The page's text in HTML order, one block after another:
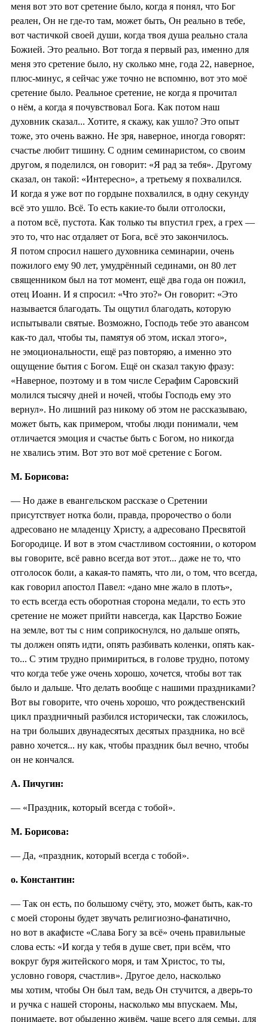
меня вот это вот сретение было, когда я понял, что Бог
реален, Он не где-то там, может быть, Он реально в тебе,
вот частичкой своей души, когда твоя душа реально стала
Божией. Это реально. Вот тогда я первый раз, именно для
меня это сретение было, ну сколько мне, года 22, наверное,
плюс-минус, я сейчас уже точно не вспомню, вот это моё
сретение было. Реальное сретение, не когда я прочитал
о нём, а когда я почувствовал Бога. Как потом наш
духовник сказал... Хотите, я скажу, как ушло? Это опыт
тоже, это очень важно. Не зря, наверное, иногда говорят:
счастье любит тишину. С одним семинаристом, со своим
другом, я поделился, он говорит: «Я рад за тебя». Другому
сказал, он такой: «Интересно», а третьему я похвалился.
И когда я уже вот по гордыне похвалился, в одну секунду
всё это ушло. Всё. То есть какие-то были отголоски,
а потом всё, пустота. Как только ты впустил грех, а грех —
это то, что нас отдаляет от Бога, всё это закончилось.
Я потом спросил нашего духовника семинарии, очень
пожилого ему 90 лет, умудрённый сединами, он 80 лет
священником был на тот момент, ещё два года он пожил,
отец Иоанн. И я спросил: «Что это?» Он говорит: «Это
называется благодать. Ты ощутил благодать, которую
испытывали святые. Возможно, Господь тебе это авансом
как-то дал, чтобы ты, памятуя об этом, искал этого»,
не эмоциональности, ещё раз повторяю, а именно это
ощущение бытия с Богом. Ещё он сказал такую фразу:
«Наверное, поэтому и в том числе Серафим Саровский
молился тысячу дней и ночей, чтобы Господь ему это
вернул». Но лишний раз никому об этом не рассказываю,
может быть, как примером, чтобы люди понимали, чем
отличается эмоция и счастье быть с Богом, но никогда
не хвались этим. Вот это вот моё сретение с Богом.
М. Борисова:
— Но даже в евангельском рассказе о Сретении
присутствует нотка боли, правда, пророчество о боли
адресовано не младенцу Христу, а адресовано Пресвятой
Богородице. И вот в этом счастливом состоянии, о котором
вы говорите, всё равно всегда вот этот... даже не то, что
отголосок боли, а какая-то память, что ли, о том, что всегда,
как говорил апостол Павел: «дано мне жало в плоть»,
то есть всегда есть оборотная сторона медали, то есть это
сретение не может прийти навсегда, как Царство Божие
на земле, вот ты с ним соприкоснулся, но дальше опять,
ты должен опять идти, опять разбивать коленки, опять как-
то... С этим трудно примириться, в голове трудно, потому
что когда тебе уже очень хорошо, хочется, чтобы вот так
было и дальше. Что делать вообще с нашими праздниками?
Вот вы говорите, что очень хорошо, что рождественский
цикл праздничный разбился исторически, так сложилось,
на три больших двунадесятых десятых праздника, но всё
равно хочется... ну как, чтобы праздник был вечно, чтобы
он не кончался.
А. Пичугин:
— «Праздник, который всегда с тобой».
М. Борисова:
— Да, «праздник, который всегда с тобой».
о. Константин:
— Так он есть, по большому счёту, это, может быть, как-то
с моей стороны будет звучать религиозно-фанатично,
но вот в акафисте «Слава Богу за всё» очень правильные
слова есть: «И когда у тебя в душе свет, при всём, что
вокруг буря житейского моря, и там Христос, то ты,
условно говоря, счастлив». Другое дело, насколько
мы хотим, чтобы Он был там, ведь Он стучится, а дверь-то
и ручка с нашей стороны, насколько мы впускаем. Мы,
понимаете, вот обыденно живём, чаще всего для семьи, для